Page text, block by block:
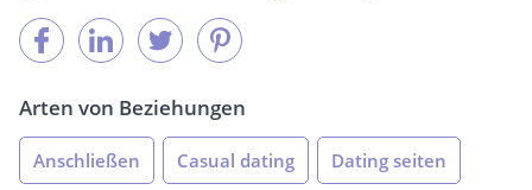
Arten von Beziehungen
Anschließen Casual dating Dating seiten